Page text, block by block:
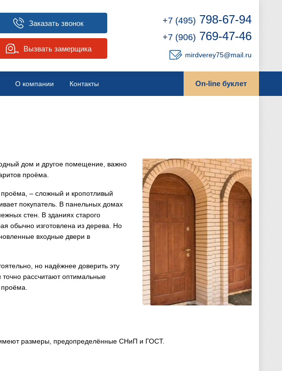
Заказать звонок
Вызвать замерщика
+7 (495) 798-67-94
+7 (906) 769-47-46
mirdverey75@mail.ru
О компании Контакты On-line буклет
дом и другое помещение, важно
проёма.
– сложный и кропотливый
покупатель. В панельных домах
стен. В зданиях старого
обычно изготовлена из дерева. Но
входные двери в
но надёжнее доверить эту
рассчитают оптимальные
размеры, предопределённые СНиП и ГОСТ.